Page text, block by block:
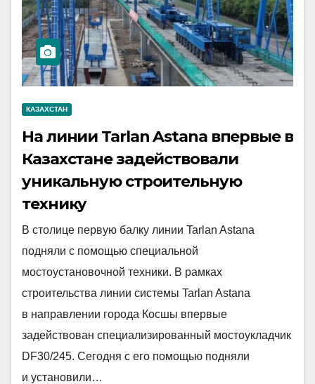
КАЗАХСТАН
На линии Tarlan Astana впервые в
Казахстане задействовали
уникальную строительную
технику
В столице первую балку линии Tarlan Astana
подняли с помощью специальной
мостоустановочной техники. В рамках
строительства линии системы Tarlan Astana
в направлении города Косшы впервые
задействован специализированный мостоукладчик
DF30/245. Сегодня с его помощью подняли
и установили…